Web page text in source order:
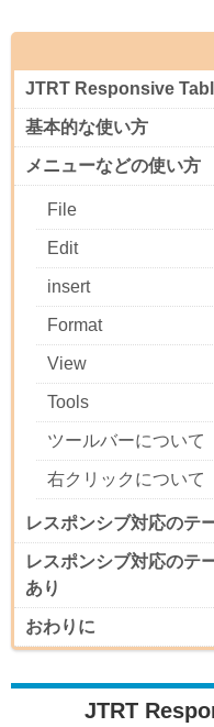
JTRT Responsive
基本的な使い方
メニューなどの使い方
File
Edit
insert
Format
View
Tools
ツールバーについて
右クリックについて
レスポンシブ対応のテ
レスポンシブ対応のテ
あり
おわりに
JTRT